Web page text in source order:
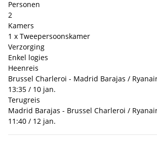
Personen
2
Kamers
1 x Tweepersoonskamer
Verzorging
Enkel logies
Heenreis
Brussel Charleroi - Madrid Barajas /
13:35 / 10 jan.
Terugreis
Madrid Barajas - Brussel Charleroi /
11:40 / 12 jan.